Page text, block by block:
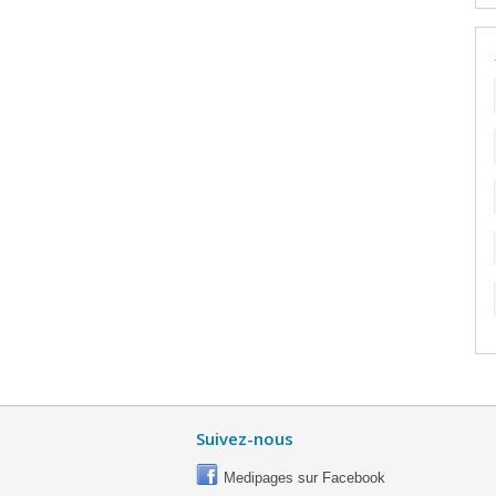
Suivez-nous
Medipages sur Facebook